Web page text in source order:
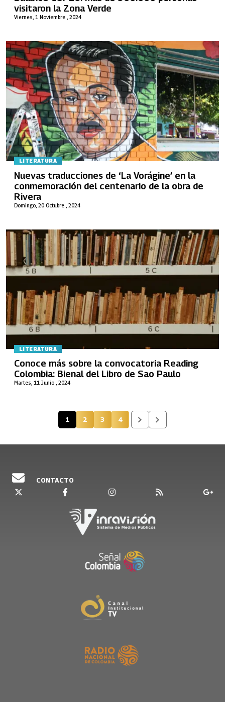
Viernes, 1 Noviembre , 2024
visitaron la Zona Verde
LITERATURA
Domingo, 20 Octubre , 2024
Nuevas traducciones de ‘La Vorágine’ en la
conmemoración del centenario de la obra de
Rivera
LITERATURA
Martes, 11 Junio , 2024
Conoce más sobre la convocatoria Reading
Colombia: Bienal del Libro de Sao Paulo
Página actual
1 Página
2 Página
3 Página
4
CONTACTO